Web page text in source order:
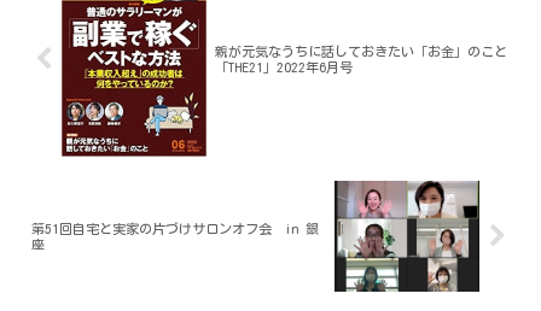
親が元気なうちに話しておきたい「お金」のこと
「THE21」2022年6月号
第51回自宅と実家の片づけサロンオフ会 in 銀
座